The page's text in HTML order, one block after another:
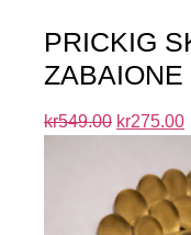
PRICKIG
ZABAIONE
kr549.00 kr275.00